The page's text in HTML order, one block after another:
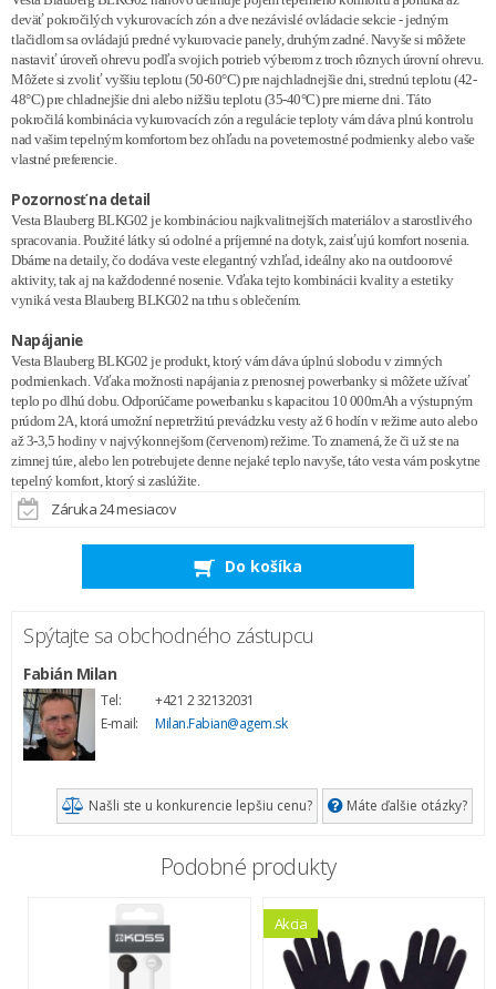
deväť pokročilých vykurovacích zón a dve nezávislé ovládacie sekcie - jedným
tlačidlom sa ovládajú predné vykurovacie panely, druhým zadné. Navyše si môžete
nastaviť úroveň ohrevu podľa svojich potrieb výberom z troch rôznych úrovní ohrevu.
Môžete si zvoliť vyššiu teplotu (50-60°C) pre najchladnejšie dni, strednú teplotu (42-
48°C) pre chladnejšie dni alebo nižšiu teplotu (35-40°C) pre mierne dni. Táto
pokročilá kombinácia vykurovacích zón a regulácie teploty vám dáva plnú kontrolu
nad vašim tepelným komfortom bez ohľadu na poveternostné podmienky alebo vaše
vlastné preferencie.
Pozornosť na detail
Vesta Blauberg BLKG02 je kombináciou najkvalitnejších materiálov a starostlivého
spracovania. Použité látky sú odolné a príjemné na dotyk, zaisťujú komfort nosenia.
Dbáme na detaily, čo dodáva veste elegantný vzhľad, ideálny ako na outdoorové
aktivity, tak aj na každodenné nosenie. Vďaka tejto kombinácii kvality a estetiky
vyniká vesta Blauberg BLKG02 na trhu s oblečením.
Napájanie
Vesta Blauberg BLKG02 je produkt, ktorý vám dáva úplnú slobodu v zimných
podmienkach. Vďaka možnosti napájania z prenosnej powerbanky si môžete užívať
teplo po dlhú dobu. Odporúčame powerbanku s kapacitou 10 000mAh a výstupným
prúdom 2A, ktorá umožní nepretržitú prevádzku vesty až 6 hodín v režime auto alebo
až 3-3,5 hodiny v najvýkonnejšom (červenom) režime. To znamená, že či už ste na
zimnej túre, alebo len potrebujete denne nejaké teplo navyše, táto vesta vám poskytne
tepelný komfort, ktorý si zaslúžite.
Záruka 24 mesiacov
Do košíka
Spýtajte sa obchodného zástupcu
Fabián Milan
Tel:
+421 2 32132031
E-mail:
Milan.Fabian@agem.sk
Našli ste u konkurencie lepšiu cenu? Máte ďalšie otázky?
Podobné produkty
Akcia